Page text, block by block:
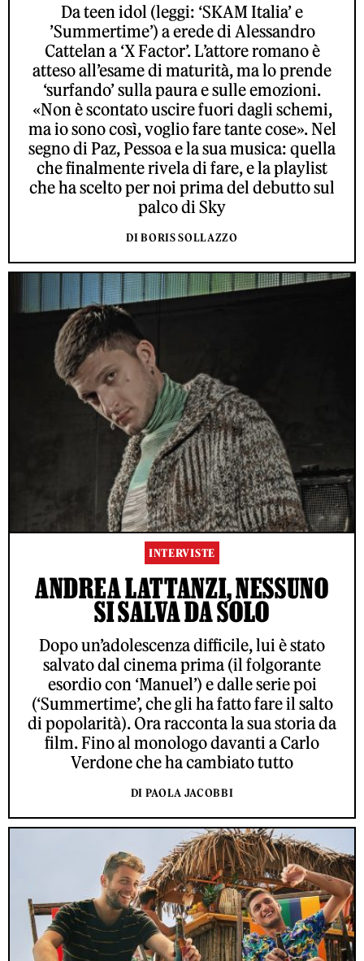
Da teen idol (leggi: ‘SKAM Italia’ e
’Summertime’) a erede di Alessandro
Cattelan a ‘X Factor’. L’attore romano è
atteso all’esame di maturità, ma lo prende
‘surfando’ sulla paura e sulle emozioni.
«Non è scontato uscire fuori dagli schemi,
ma io sono così, voglio fare tante cose». Nel
segno di Paz, Pessoa e la sua musica: quella
che finalmente rivela di fare, e la playlist
che ha scelto per noi prima del debutto sul
palco di Sky
DI BORIS SOLLAZZO
INTERVISTE
ANDREA LATTANZI, NESSUNO
SI SALVA DA SOLO
Dopo un’adolescenza difficile, lui è stato
salvato dal cinema prima (il folgorante
esordio con ‘Manuel’) e dalle serie poi
(‘Summertime’, che gli ha fatto fare il salto
di popolarità). Ora racconta la sua storia da
film. Fino al monologo davanti a Carlo
Verdone che ha cambiato tutto
DI PAOLA JACOBBI